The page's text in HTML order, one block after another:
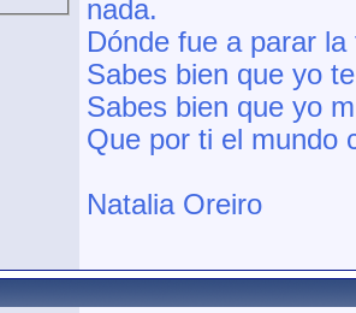
nada.
Dónde fue a parar
Sabes bien que yo
Sabes bien que yo
Que por ti el mundo
Natalia Oreiro